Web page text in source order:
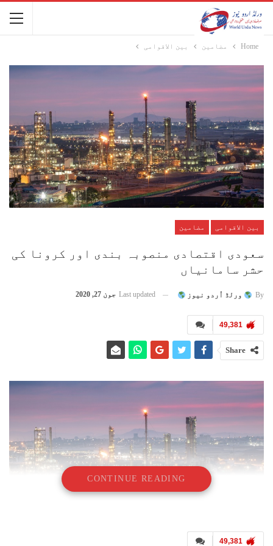
Home مضامین بین الاقوامی
بین الاقوامی مضامین
سعودی اقتصادی منصوبہ بندی اور کرونا کی
حشر سامانیاں
By ورلڈ اُردو نیوز Last updated جون 27, 2020
49,381
Share
CONTINUE READING
49,381